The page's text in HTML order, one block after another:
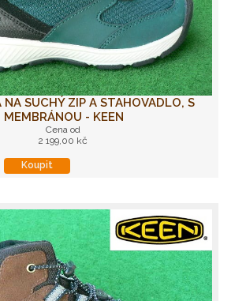
NA SUCHÝ ZIP A STAHOVADLO, S
MEMBRÁNOU - KEEN
Cena od
2 199,00 kč
Koupit